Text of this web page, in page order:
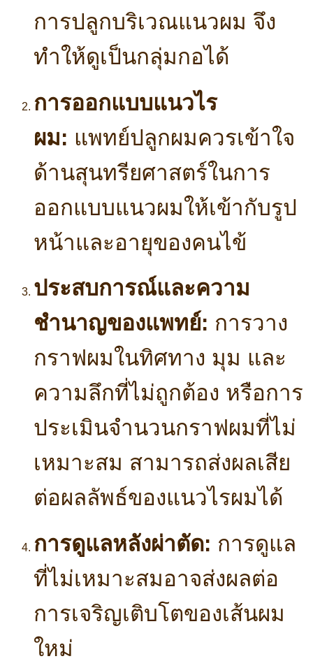
การปลูกบริเวณแนวผม จึง
ทำให้ดูเป็นกลุ่มกอได้
การออกแบบแนวไร
ผม: แพทย์ปลูกผมควรเข้าใจ
ด้านสุนทรียศาสตร์ในการ
ออกแบบแนวผมให้เข้ากับรูป
หน้าและอายุของคนไข้
ประสบการณ์และความ
ชำนาญของแพทย์: การวาง
กราฟผมในทิศทาง มุม และ
ความลึกที่ไม่ถูกต้อง หรือการ
ประเมินจำนวนกราฟผมที่ไม่
เหมาะสม สามารถส่งผลเสีย
ต่อผลลัพธ์ของแนวไรผมได้
การดูแลหลังผ่าตัด: การดูแล
ที่ไม่เหมาะสมอาจส่งผลต่อ
การเจริญเติบโตของเส้นผม
ใหม่